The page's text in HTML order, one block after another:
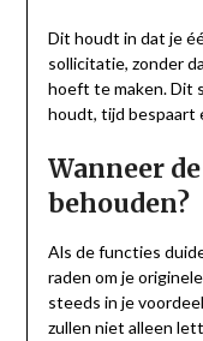
Dit houdt in dat je
sollicitatie, zonder
hoeft te maken. Dit
houdt, tijd bespaart
Wanneer
behouden?
Als de functies
raden om je
steeds in je
zullen niet alleen